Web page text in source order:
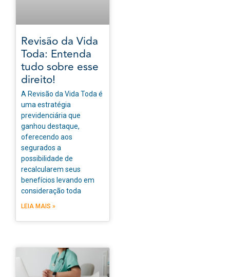
Revisão da Vida
Toda: Entenda
tudo sobre esse
direito!
A Revisão da Vida Toda é
uma estratégia
previdenciária que
ganhou destaque,
oferecendo aos
segurados a
possibilidade de
recalcularem seus
benefícios levando em
consideração toda
LEIA MAIS »